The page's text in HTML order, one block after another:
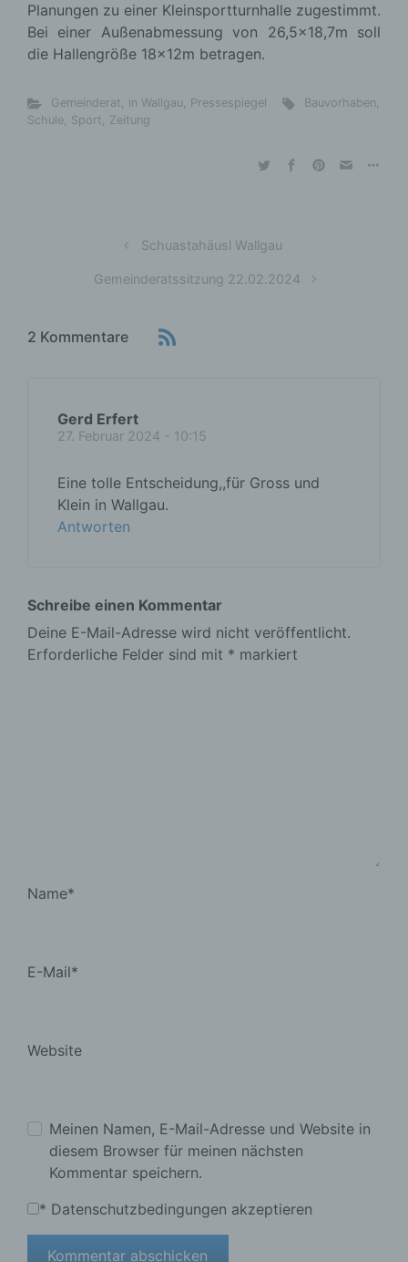
Planungen zu einer Kleinsportturnhalle zugestimmt.
Bei einer Außenabmessung von 26,5×18,7m soll
die Hallengröße 18x12m betragen.
Gemeinderat, in Wallgau, Pressespiegel Bauvorhaben,
Schule, Sport, Zeitung
Schuastahäusl Wallgau
Gemeinderatssitzung 22.02.2024
2 Kommentare
Gerd Erfert
27. Februar 2024 - 10:15
Eine tolle Entscheidung,,für Gross und
Klein in Wallgau.
Antworten
Schreibe einen Kommentar
Deine E-Mail-Adresse wird nicht veröffentlicht.
Erforderliche Felder sind mit * markiert
Name*
E-Mail*
Website
Meinen Namen, E-Mail-Adresse und Website in
diesem Browser für meinen nächsten
Kommentar speichern.
* Datenschutzbedingungen akzeptieren